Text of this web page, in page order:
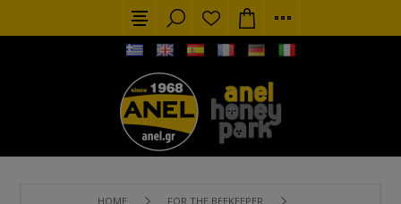
HOME FOR THE BEEKEEPER